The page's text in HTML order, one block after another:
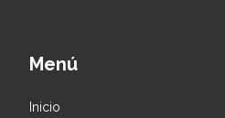
Menú
Inicio